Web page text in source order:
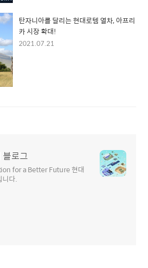
탄자니아를 달리는 현대로템 열차, 아프리
카 시장 확대!
2021.07.21
블로그
for a Better Future 현대
니다.